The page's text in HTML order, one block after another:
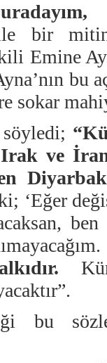
bir
Emine
bu
sokar
Irak ve
‘Eğer
bu